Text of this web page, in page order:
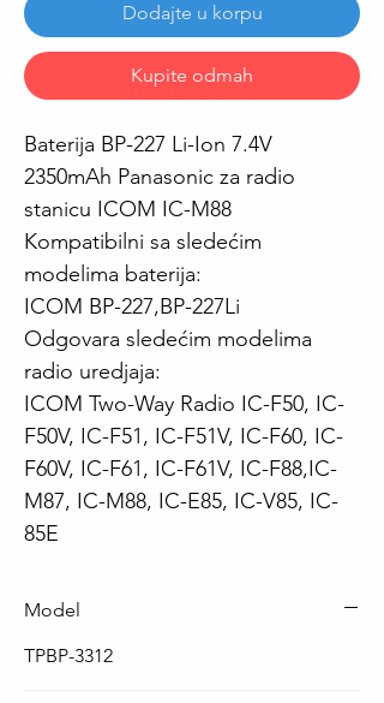
Dodajte u korpu
Kupite odmah
Baterija BP-227 Li-Ion 7.4V
2350mAh Panasonic za radio
stanicu ICOM IC-M88
Kompatibilni sa sledećim
modelima baterija:
ICOM BP-227,BP-227Li
Odgovara sledećim modelima
radio uredjaja:
ICOM Two-Way Radio IC-F50, IC-
F50V, IC-F51, IC-F51V, IC-F60, IC-
F60V, IC-F61, IC-F61V, IC-F88,IC-
M87, IC-M88, IC-E85, IC-V85, IC-
85E
Model
TPBP-3312